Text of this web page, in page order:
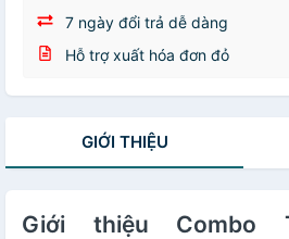
7 ngày đổi trả dễ dàng
Hỗ trợ xuất hóa đơn đỏ
GIỚI THIỆU
Giới thiệu Combo